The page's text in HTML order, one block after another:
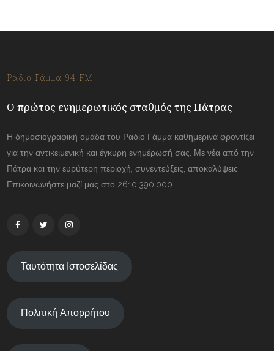
Ράδιο Γάμμα 94 FM
Ο πρώτος ενημερωτικός σταθμός της Πάτρας
Η δημοσιογραφική ομάδα του Ραδιο Γάμμα καθημερινά φροντίζει
για την αντικειμενική και έγκυρη ενημέρωσή σας. Με νέα από την
Πάτρα και την ευρύτερη περιοχή, συνεντεύξεις, αποκαλύψεις.
Επικοινωνήστε μαζί μας στο 2610.390.000
Ταυτότητα Ιστοσελίδας
Πολιτική Απορρήτου